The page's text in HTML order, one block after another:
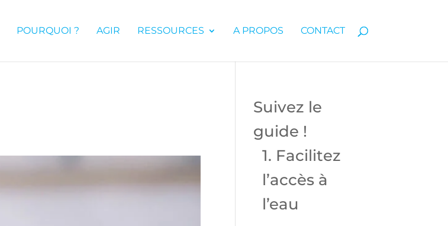
POURQUOI ? AGIR RESSOURCES A PROPOS CONTACT
Suivez le
guide !
1. Facilitez
l’accès à
l’eau